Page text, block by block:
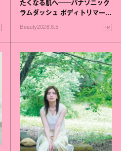
たくなる肌へ──パナソニック
ラムダッシュ ボディトリマーが
Beauty2026.8.5 PR